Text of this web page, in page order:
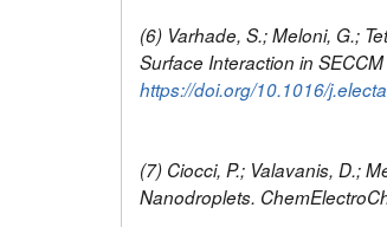
(6) Varhade, S.; Meloni, G.;
Surface Interaction in
https://doi.org/10.1016/
(7) Ciocci, P.; Valavanis, D.;
Nanodroplets.